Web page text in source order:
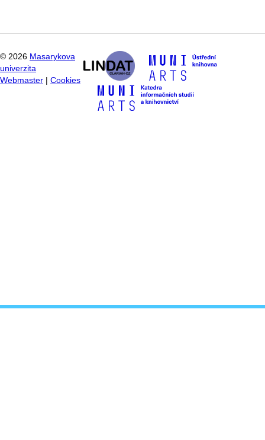
© 2026 Masarykova
univerzita
Webmaster
Cookies